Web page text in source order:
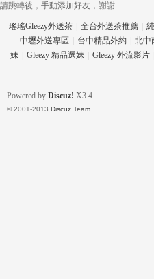
請跳轉後，手動添加好友，謝謝
瑤瑤Gleezy外送茶 全台外送茶推薦
中壢外送專區
台中精品外約 北中
妹
Gleezy 精品選妹 Gleezy 外流影片
Powered by Discuz! X3.4
© 2001-2013 Discuz Team.